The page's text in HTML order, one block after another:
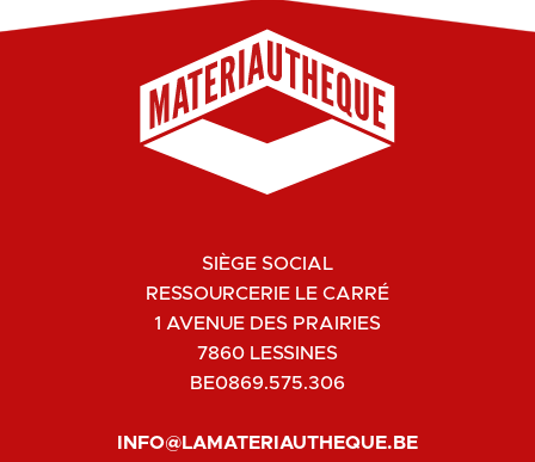
SIÈGE SOCIAL
RESSOURCERIE LE CARRÉ
1 AVENUE DES PRAIRIES
7860 LESSINES
BE0869.575.306
INFO@LAMATERIAUTHEQUE.BE